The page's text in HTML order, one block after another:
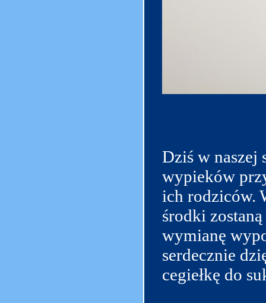
Dziś w naszej
wypieków
ich rodziców.
środki
wymianę
serdecznie
cegiełkę do